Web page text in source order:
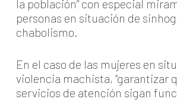
la población” con especial
personas en situación de
chabolismo.
En el caso de las mujeres en
violencia machista, “garantizar
servicios de atención sigan